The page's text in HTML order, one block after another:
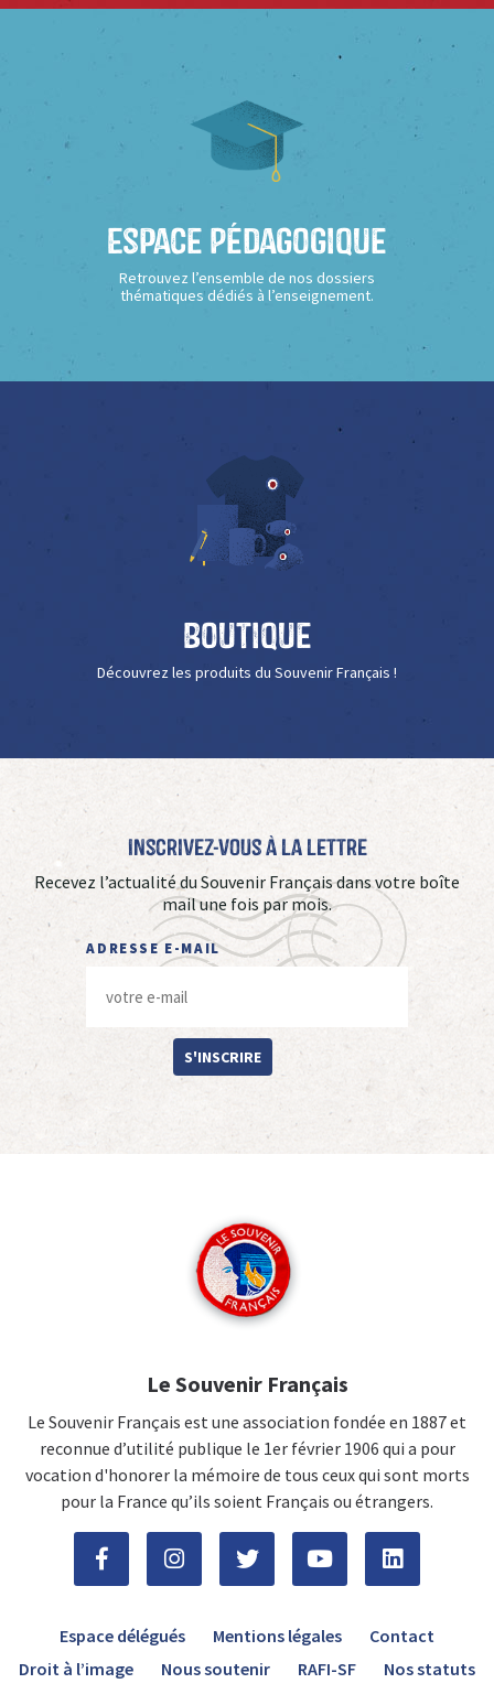
Espace Pédagogique
Retrouvez l’ensemble de nos dossiers
thématiques dédiés à l’enseignement.
Boutique
Découvrez les produits du Souvenir Français !
Inscrivez-vous à La Lettre
Recevez l’actualité du Souvenir Français dans votre boîte
mail une fois par mois.
ADRESSE E-MAIL
S'INSCRIRE
Le Souvenir Français
Le Souvenir Français est une association fondée en 1887 et
reconnue d’utilité publique le 1er février 1906 qui a pour
vocation d'honorer la mémoire de tous ceux qui sont morts
pour la France qu’ils soient Français ou étrangers.
Espace délégués Mentions légales
Contact
Droit à l’image
Nous soutenir RAFI-SF Nos statuts